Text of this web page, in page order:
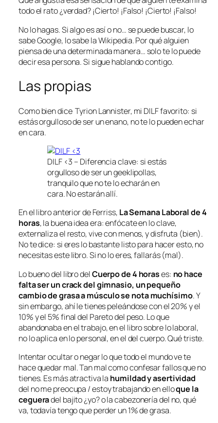
todo el rato ¿verdad? ¡Cierto! ¡Falso! ¡Cierto! ¡Falso!
No lo hagas. Si algo es así o no… se puede buscar, lo
sabe Google, lo sabe la Wikipedia. Por qué alguien
piensa de una determinada manera… solo te lo puede
decir esa persona. Si sigue hablando contigo.
Las propias
Como bien dice Tyrion Lannister, mi DILF favorito: si
estás orgulloso de ser un enano, no te lo pueden echar
en cara.
DILF <3 – Diferencia clave: si estás
orgulloso de ser ungeeklipollas,
tranquilo que no te lo echarán en
cara. No estarán allí.
En el libro anterior de Ferriss, La Semana Laboral de 4
horas, la buena idea era: enfócate en lo clave,
externaliza el resto, vive con menos, y disfruta (bien).
No te dice: si eres lo bastante listo para hacer esto, no
necesitas este libro. Si no lo eres, fallarás (mal).
Lo bueno del libro delCuerpo de 4 horases: no hace
falta ser un crack del gimnasio, un pequeño
cambio de grasa a músculo se nota muchísimo. Y
sin embargo, ahí le tienes peleándose con el 20% y el
10% y el 5% final del Pareto del peso. Lo que
abandonaba en eltrabajo, en el libro sobre lo laboral,
no lo aplica enlo personal,en el del cuerpo. Qué triste.
Intentar ocultar o negar lo que todo el mundo ve te
hace quedar mal. Tan mal como confesar fallos que no
tienes. Es más atractiva la humildad y asertividad
del no me preocupa / estoy trabajando en elloque la
cegueradel bajito ¿yo?o la cabezonería del no, qué
va, todavía tengo que perder un 1% de grasa.